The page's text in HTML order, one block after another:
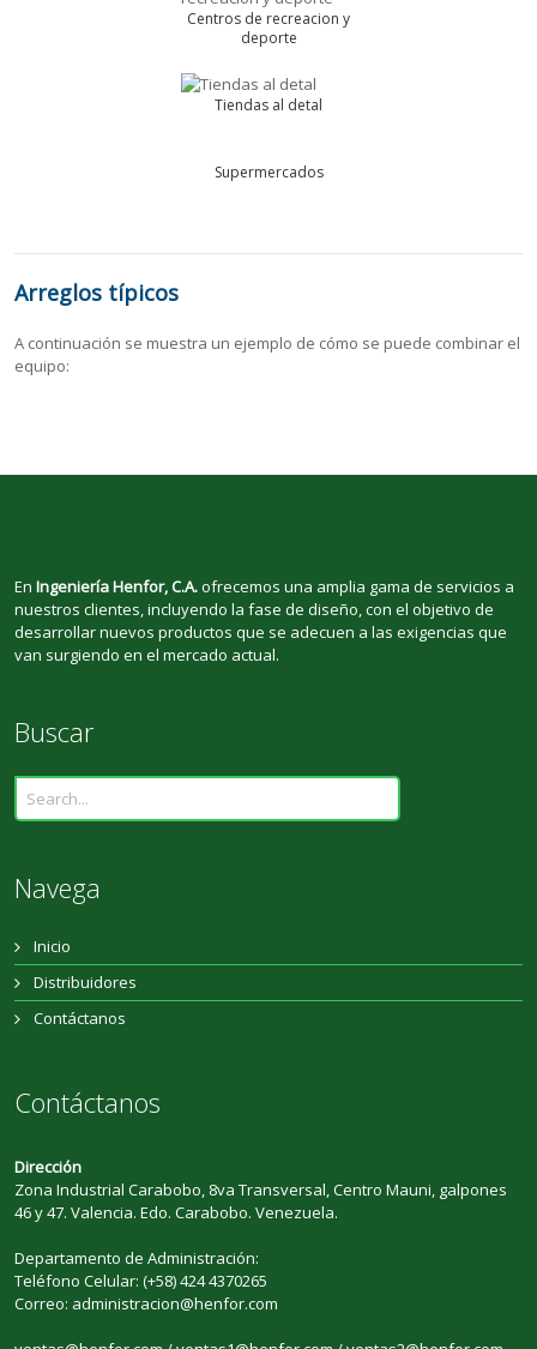
Centros de recreacion y
deporte
Tiendas al detal
Supermercados
Arreglos típicos
A continuación se muestra un ejemplo de cómo se puede combinar el
equipo:
EnIngeniería Henfor, C.A.ofrecemos una amplia gama de servicios a
nuestros clientes, incluyendo la fase de diseño, con el objetivo de
desarrollar nuevos productos que se adecuen a las exigencias que
van surgiendo en el mercado actual.
Buscar
Navega
Inicio
Distribuidores
Contáctanos
Contáctanos
Dirección
Zona Industrial Carabobo, 8va Transversal, Centro Mauni, galpones
46 y 47. Valencia. Edo. Carabobo. Venezuela.
Departamento de Administración:
Teléfono Celular: (+58) 424 4370265
Correo: administracion@henfor.com